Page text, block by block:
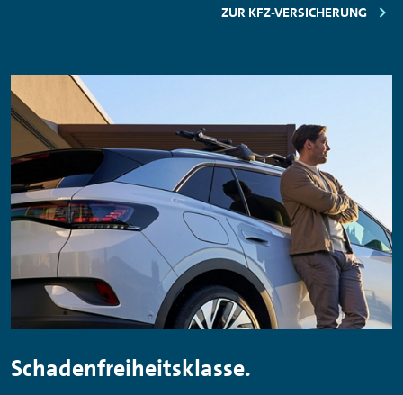
ZUR KFZ-VERSICHERUNG
Schadenfreiheitsklasse.